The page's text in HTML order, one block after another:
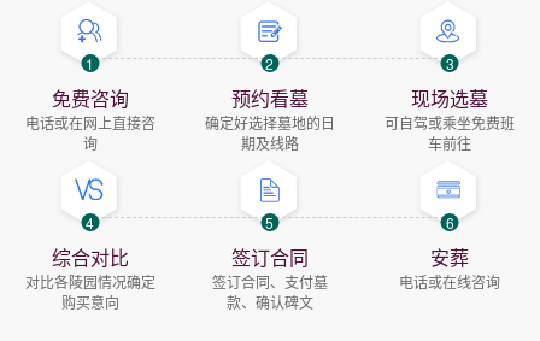
1
免费咨询
电话或在网上直接咨
询
2
预约看墓
确定好选择墓地的日
期及线路
3
现场选墓
可自驾或乘坐免费班
车前往
4
综合对比
对比各陵园情况确定
购买意向
5
签订合同
签订合同、支付墓
款、确认碑文
6
安葬
电话或在线咨询